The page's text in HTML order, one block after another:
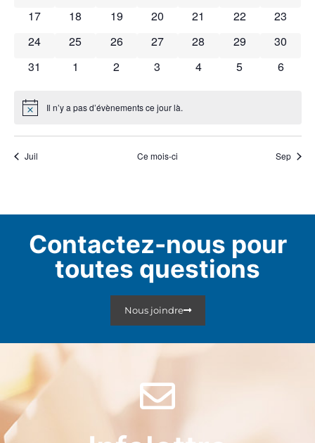
0 évènements
17 0 évènements
18 0 évènements
19 0 évènements
20 0 évènements
21 0 évènements
22 0
23
0 évènements
24 0 évènements
25 0 évènements
26 0 évènements
27 0 évènements
28 0 évènements
29 0
30
0 évènements
31 0 évènements
1 0 évènements
2 0 évènements
3 0 évènements
4 0 évènements
5 0
6
Notice Il n’y a pas d’évènements ce jour là.
Juil Ce mois-ci Sep
Contactez-nous pour
toutes questions
Nous joindre